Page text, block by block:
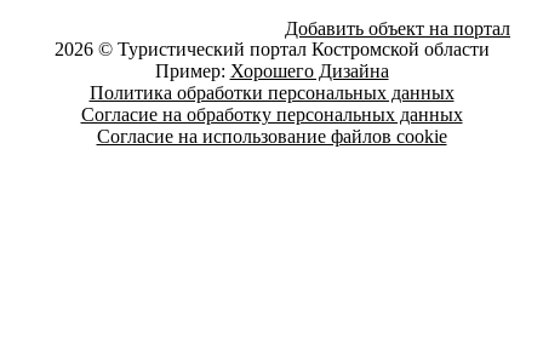
Добавить объект на портал
2026 © Туристический портал Костромской области
Пример: Хорошего Дизайна
Политика обработки персональных данных
Согласие на обработку персональных данных
Согласие на использование файлов cookie